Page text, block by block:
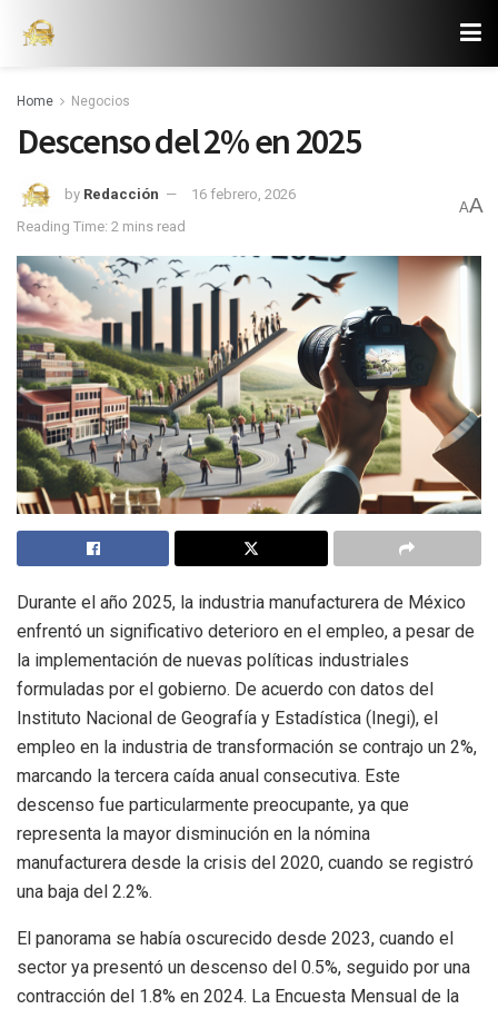
Home Negocios
Descenso del 2% en 2025
by Redacción
16 febrero, 2026
Reading Time: 2 mins read
AA
Durante el año 2025, la industria manufacturera de México
enfrentó un significativo deterioro en el empleo, a pesar de
la implementación de nuevas políticas industriales
formuladas por el gobierno. De acuerdo con datos del
Instituto Nacional de Geografía y Estadística (Inegi), el
empleo en la industria de transformación se contrajo un 2%,
marcando la tercera caída anual consecutiva. Este
descenso fue particularmente preocupante, ya que
representa la mayor disminución en la nómina
manufacturera desde la crisis del 2020, cuando se registró
una baja del 2.2%.
El panorama se había oscurecido desde 2023, cuando el
sector ya presentó un descenso del 0.5%, seguido por una
contracción del 1.8% en 2024. La Encuesta Mensual de la